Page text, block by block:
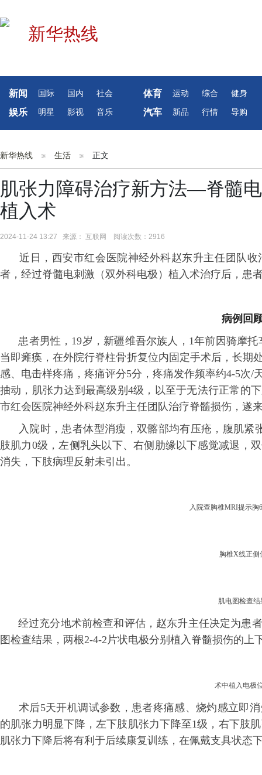
新闻 国际 国内 社会 体育 运动 综合 健身
娱乐 明星 影视 音乐 汽车 新品 行情 导购
新华热线 生活 正文
肌张力障碍治疗新方法—脊髓
植入术
2024-11-24 13:27 来源： 互联网 阅读次数：2916
近日，西安市红会医院神经外科赵东升主任团队收
者，经过脊髓电刺激（双外科电极）植入术治疗后，患
病例回
患者男性，19岁，新疆维吾尔族人，1年前因骑摩托
当即瘫痪，在外院行脊柱骨折复位内固定手术后，长期
感、电击样疼痛，疼痛评分5分，疼痛发作频率约4-5次
抽动，肌张力达到最高级别4级，以至于无法行正常的
市红会医院神经外科赵东升主任团队治疗脊髓损伤，遂
入院时，患者体型消瘦，双髂部均有压疮，腹肌紧
肢肌力0级，左侧乳头以下、右侧肋缘以下感觉减退，
消失，下肢病理反射未引出。
入院查胸椎MRI提示胸
胸椎X线正侧
肌电图检查结
经过充分地术前检查和评估，赵东升主任决定为患
图检查结果，两根2-4-2片状电极分别植入脊髓损伤的上
术中植入电极
术后5天开机调试参数，患者疼痛感、烧灼感立即消
的肌张力明显下降，左下肢肌张力下降至1级，右下肢
肌张力下降后将有利于后续康复训练，在佩戴支具状态